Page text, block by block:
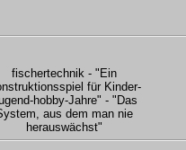
fischertechnik - "Ein
für Kinder-
hobby-Jahre" - "Das
aus dem man nie
herauswächst"